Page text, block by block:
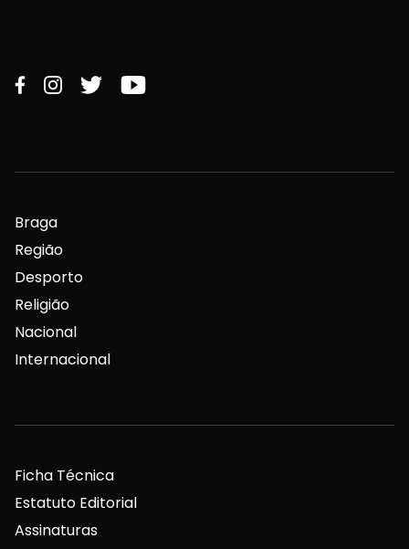
Braga
Região
Desporto
Religião
Nacional
Internacional
Ficha Técnica
Estatuto Editorial
Assinaturas